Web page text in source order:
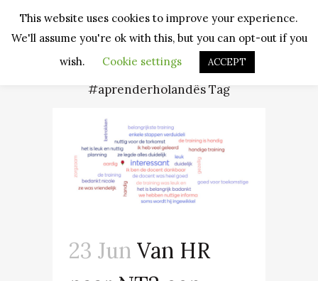
#aprenderholandês Tag
23 Jun Van HR
This website uses cookies to improve your experience.
We'll assume you're ok with this, but you can opt-out if you
wish.
Cookie settings ACCEPT